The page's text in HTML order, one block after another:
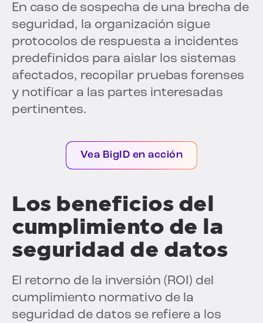
En caso de sospecha de una brecha de
seguridad, la organización sigue
protocolos de respuesta a incidentes
predefinidos para aislar los sistemas
afectados, recopilar pruebas forenses
y notificar a las partes interesadas
pertinentes.
Vea BigID en acción
Los beneficios del
cumplimiento de la
seguridad de datos
El retorno de la inversión (ROI) del
cumplimiento normativo de la
seguridad de datos se refiere a los